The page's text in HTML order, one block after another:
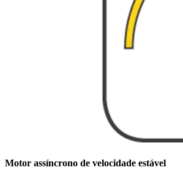
Motor assíncrono de velocidade estável